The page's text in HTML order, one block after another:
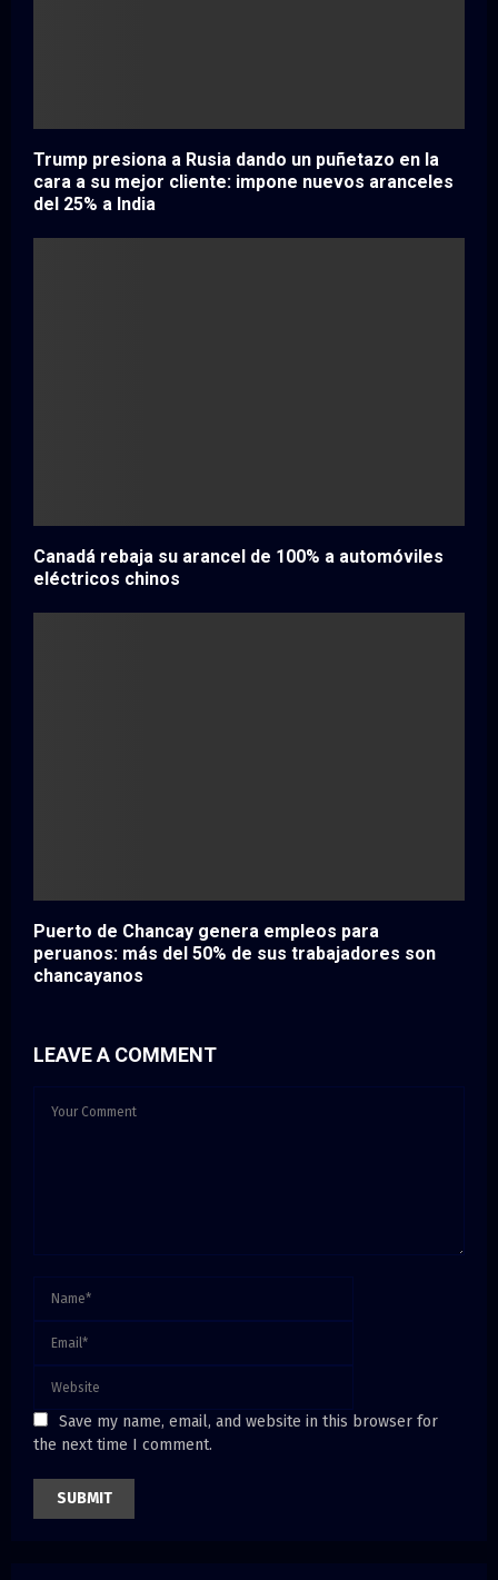
Trump presiona a Rusia dando un puñetazo en la
cara a su mejor cliente: impone nuevos aranceles
del 25% a India
Canadá rebaja su arancel de 100% a automóviles
eléctricos chinos
Puerto de Chancay genera empleos para
peruanos: más del 50% de sus trabajadores son
chancayanos
LEAVE A COMMENT
Save my name, email, and website in this browser for
the next time I comment.